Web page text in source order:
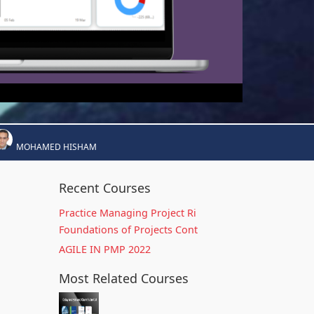
MOHAMED HISHAM
Recent Courses
Practice Managing Project Ri
Foundations of Projects Cont
AGILE IN PMP 2022
Most Related Courses